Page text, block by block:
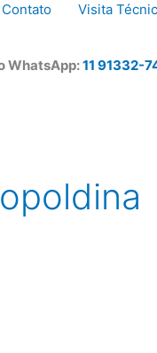
Contato Visita
WhatsApp:11 91332-